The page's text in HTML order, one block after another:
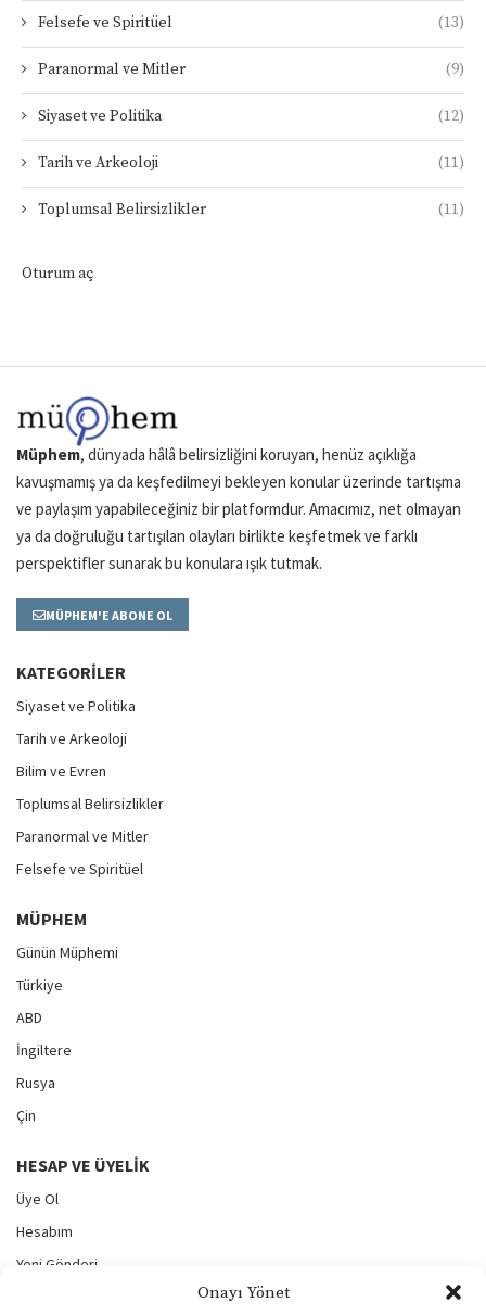
Onayı Yönet
Felsefe ve Spiritüel (13)
Paranormal ve Mitler (9)
Siyaset ve Politika (12)
Tarih ve Arkeoloji (11)
Toplumsal Belirsizlikler (11)
Oturum aç
Müphem, dünyada hâlâ belirsizliğini koruyan, henüz açıklığa
kavuşmamış ya da keşfedilmeyi bekleyen konular üzerinde tartışma
ve paylaşım yapabileceğiniz bir platformdur. Amacımız, net olmayan
ya da doğruluğu tartışılan olayları birlikte keşfetmek ve farklı
perspektifler sunarak bu konulara ışık tutmak.
MÜPHEM'E ABONE OL
KATEGORILER
Siyaset ve Politika
Tarih ve Arkeoloji
Bilim ve Evren
Toplumsal Belirsizlikler
Paranormal ve Mitler
Felsefe ve Spiritüel
MÜPHEM
Günün Müphemi
Türkiye
ABD
İngiltere
Rusya
Çin
HESAP VE ÜYELIK
Üye Ol
Hesabım
Yeni Gönderi